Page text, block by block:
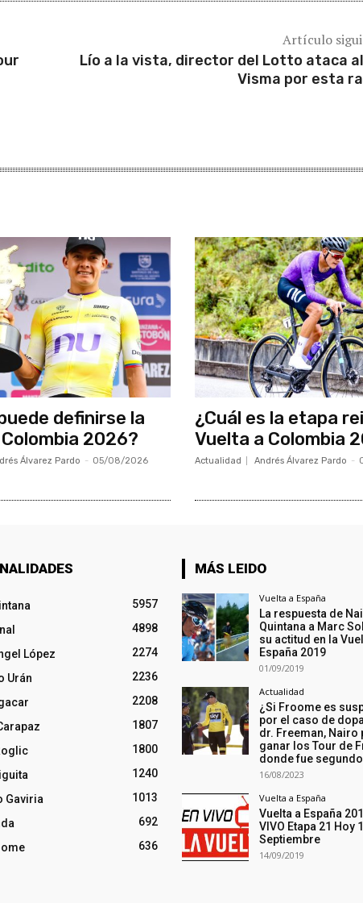
Artículo
Lío a la vista, director del Lotto ataca
Visma por esta
definirse la
2026?
Álvarez Pardo - 05/08/2026
¿Cuál es la etapa
Vuelta a Colombia
Actualidad Andrés Álvarez Pardo -
5957
4898
López
2274
Urán
2236
2208
1807
1800
1240
Gaviria
1013
692
636
MÁS LEIDO
Vuelta a España
La respuesta de
Quintana a Marc
su actitud en la
España 2019
01/09/2019
Actualidad
¿Si Froome es
por el caso de
dr. Freeman, Nairo
ganar los Tour de
donde fue
16/08/2023
Vuelta a España
Vuelta a España
VIVO Etapa 21 Hoy
Septiembre
14/09/2019